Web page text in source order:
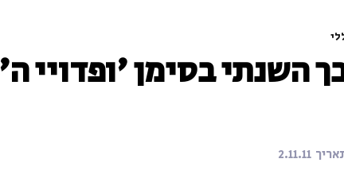
השנתי בסימן 'ופדויי ה'
2.11.11